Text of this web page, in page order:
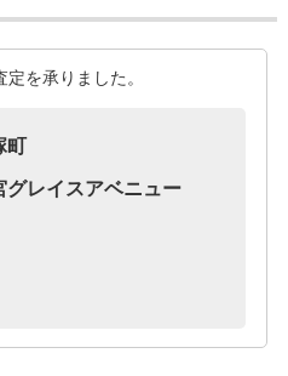
を承りました。
町
グレイスアベニュー